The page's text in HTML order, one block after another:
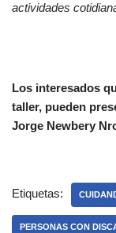
actividades
Los interesados
taller, pueden
Jorge Newbery
Etiquetas:
PERSONAS CON